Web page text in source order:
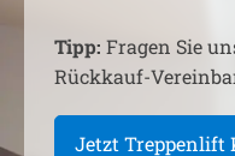
Tipp: Fragen Sie
Rückkauf-
Jetzt Treppenlift